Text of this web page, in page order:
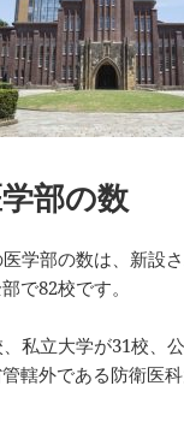
部の数
学部の数は、新設
で82校です。
私立大学が31校、
轄外である防衛医